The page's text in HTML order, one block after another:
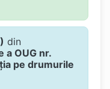
din
a OUG nr.
pe drumurile